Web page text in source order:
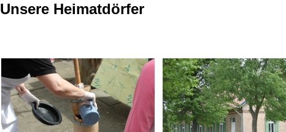
Unsere Heimatdörfer
Schülerinnen und Schüler.